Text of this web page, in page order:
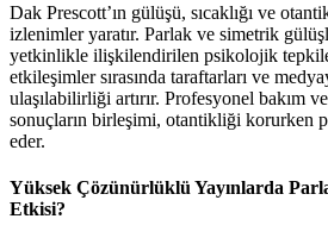
Dak Prescott’ın gülüşü, sıcaklığı ve
izlenimler yaratır. Parlak ve simetrik
yetkinlikle ilişkilendirilen psikolojik
etkileşimler sırasında taraftarları ve
ulaşılabilirliği artırır. Profesyonel bakım
sonuçların birleşimi, otantikliği korurken
eder.
Yüksek Çözünürlüklü Yayınlarda
Etkisi?